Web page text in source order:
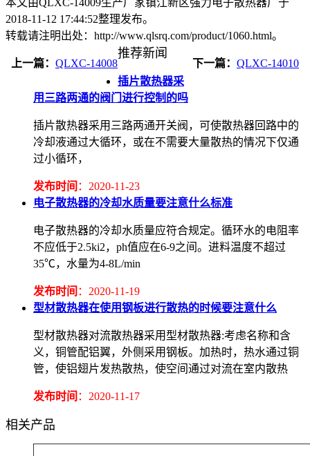
本文由QLXC-14009生产厂家镇江新区强力电子散热器厂于
2018-11-12 17:44:52整理发布。
转载请注明出处：http://www.qlsrq.com/product/1060.html。
上一篇： QLXC-14008 下一篇： QLXC-14010
推荐新闻
插片散热器采
用三路两通的阀门进行控制的吗
插片散热器采用三路两通开关阀，可使散热器回路中的
冷却液通过大循环，或在不需要大量散热的情况下仅通
过小循环，
发布时间 ：2020-11-23
电子散热器的冷却水质量要注意什么标准
电子散热器的冷却水质量应符合规定。循环水的电阻率
不应低于2.5ki2，ph值应在6-9之间。进料温度不超过
35℃，水量为4-8L/min
发布时间 ：2020-11-19
型材散热器在使用钢板进行散热的时候要注意什么
型材散热器对流散热器采用型材散热器:考虑名称和含
义，铜管配铝翼，外侧采用钢板。加热时，热水通过铜
管，使铝翅片发热散热，使空间通过对流在室内散热
发布时间 ：2020-11-17
相关产品